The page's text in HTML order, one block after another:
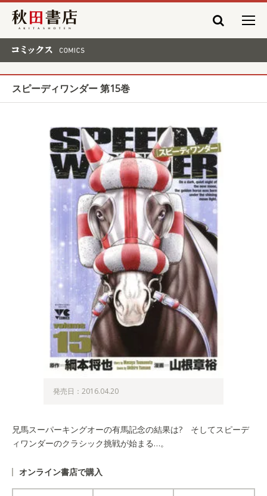
秋田書店
スピーディワンダー 第15巻
発売日：2016.04.20
兄馬スーパーキングオーの有馬記念の結果は? そしてスピーデ
ィワンダーのクラシック挑戦が始まる…。
オンライン書店で購入